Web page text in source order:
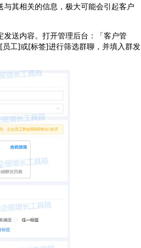
其相关的信息，极大可能会引起客户
发送内容。打开管理后台：「客户管
工]或[标签]进行筛选群聊，并填入群发